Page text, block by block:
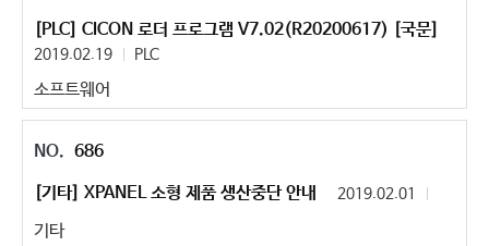
[PLC] CICON 로더 프로그램 V7.02(R20200617) [국문]
2019.02.19 PLC
소프트웨어
686
[기타] XPANEL 소형 제품 생산중단 안내
2019.02.01
기타